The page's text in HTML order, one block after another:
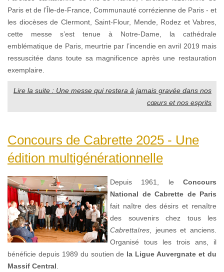
Paris et de l’Île-de-France, Communauté corrézienne de Paris - et
les diocèses de Clermont, Saint-Flour, Mende, Rodez et Vabres,
cette messe s’est tenue à Notre-Dame, la cathédrale
emblématique de Paris, meurtrie par l’incendie en avril 2019 mais
ressuscitée dans toute sa magnificence après une restauration
exemplaire.
Lire la suite : Une messe qui restera à jamais gravée dans nos
cœurs et nos esprits
Concours de Cabrette 2025 - Une
édition multigénérationnelle
Depuis 1961, le Concours
National de Cabrette de Paris
fait naître des désirs et renaître
des souvenirs chez tous les
Cabrettaïres , jeunes et anciens.
Organisé tous les trois ans, il
bénéficie depuis 1989 du soutien de la Ligue Auvergnate et du
Massif Central